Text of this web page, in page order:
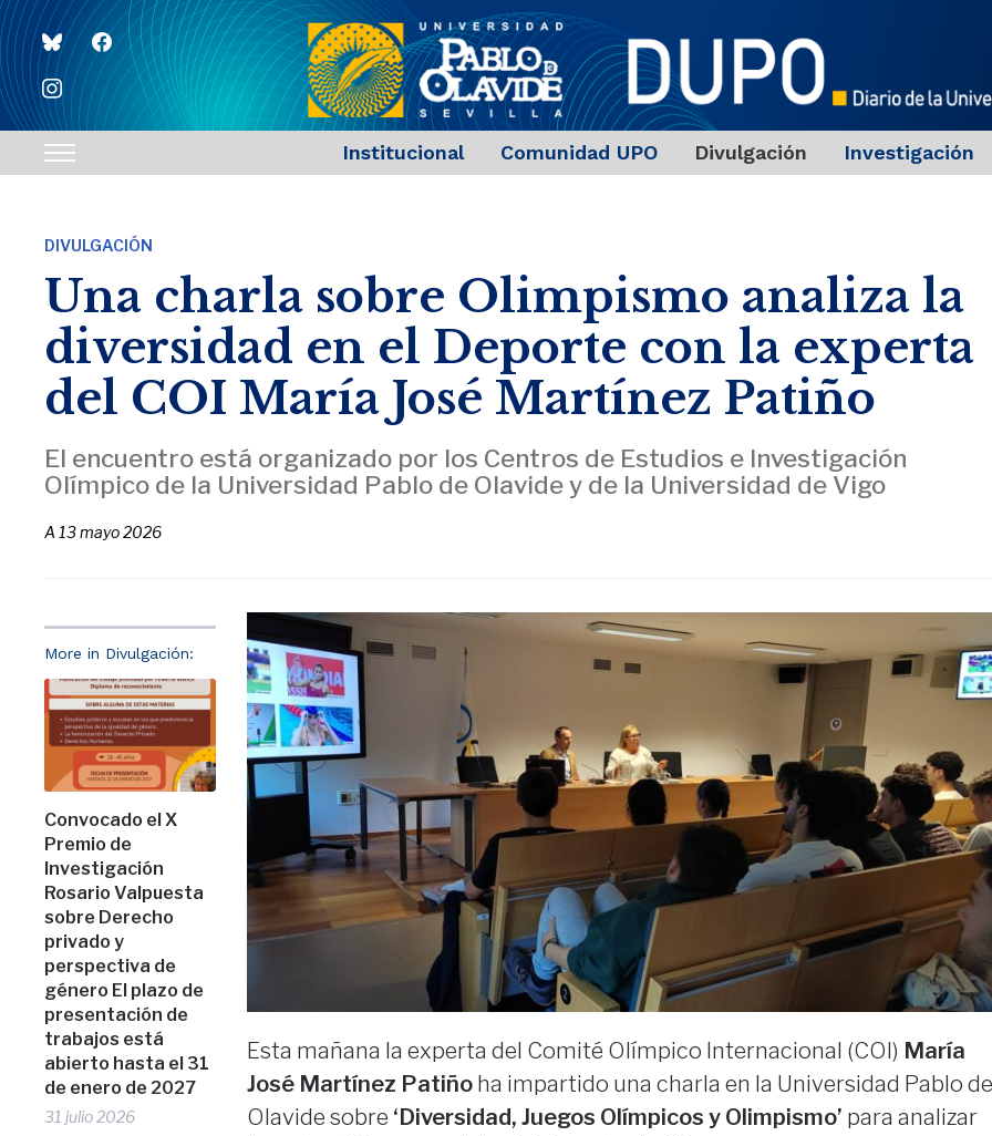
blueskyfacebook
instagram
Toggle
navigation
Institucional Comunidad UPO Divulgación Investigación
DIVULGACIÓN
Una charla sobre Olimpismo analiza la
diversidad en el Deporte con la experta
del COI María José Martínez Patiño
El encuentro está organizado por los Centros de Estudios e Investigación
Olímpico de la Universidad Pablo de Olavide y de la Universidad de Vigo
A 13 mayo 2026
More in Divulgación:
Convocado el X
Premio de
Investigación
Rosario Valpuesta
sobre Derecho
privado y
perspectiva de
género El plazo de
presentación de
trabajos está
abierto hasta el 31
de enero de 2027
31 julio 2026
Esta mañana la experta del Comité Olímpico Internacional (COI) María
José Martínez Patiñoha impartido una charla en la Universidad Pablo de
Olavide sobre ‘Diversidad, Juegos Olímpicos y Olimpismo’ para analizar